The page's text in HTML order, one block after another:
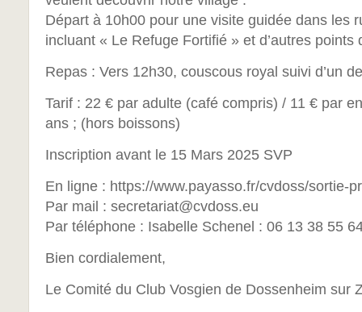
Départ à 10h00 pour une visite guidée dans les
incluant « Le Refuge Fortifié » et d’autres points
Repas : Vers 12h30, couscous royal suivi d’un
Tarif : 22 € par adulte (café compris) / 11 € par
ans ; (hors boissons)
Inscription avant le 15 Mars 2025 SVP
En ligne : https://www.payasso.fr/cvdoss/sortie-
Par mail : secretariat@cvdoss.eu
Par téléphone : Isabelle Schenel : 06 13 38 55
Bien cordialement,
Le Comité du Club Vosgien de Dossenheim sur